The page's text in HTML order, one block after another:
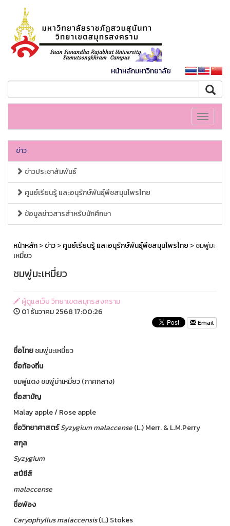
หน้าหลักมหาวิทยาลัย
Toggle
ข่าว
ข่าวประชาสัมพันธ์
ศูนย์เรียนรู้ และอนุรักษ์พันธุ์พืชสมุนไพรไทย
ข้อมูลข่าวสารสำหรับนักศึกษา
หน้าหลัก>ข่าว>ศูนย์เรียนรู้ และอนุรักษ์พันธุ์พืชสมุนไพรไทย > ชมพู่มะ
เหมี่ยว
ชมพู่มะเหมี่ยว
ผู้ดูแลเว็บ วิทยาเขตสมุทรสงคราม
01 ธันวาคม 2568 17:00:26
Email
ชื่อไทยชมพู่มะเหมี่ยว
ชื่อท้องถิ่น
ชมพู่แดง ชมพู่ม่าเหมี่ยว (ภาคกลาง)
ชื่อสามัญ
Malay apple / Rose apple
ชื่อวิทยาศาสตร์Syzygiummalaccense(L.) Merr. & L.M.Perry
สกุล
Syzygium
สปีชีส์
malaccense
ชื่อพ้อง
Caryophyllus malaccensis(L.) Stokes